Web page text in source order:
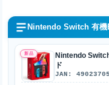
Nintendo Switch 有機
新品
Nintendo
ド
JAN: